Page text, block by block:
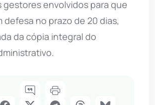
envolvidos para que
defesa no prazo de 20 dias,
da cópia integral do